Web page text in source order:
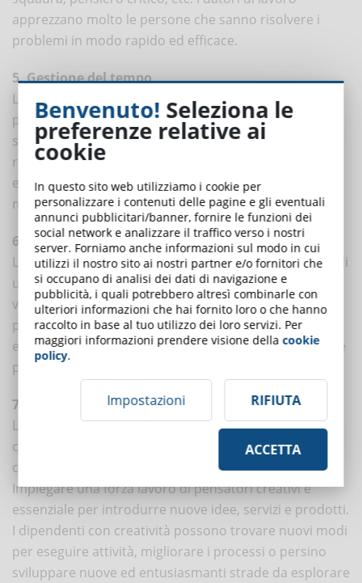
apprezzano molto le persone che sanno risolvere i
problemi in modo rapido ed efficace.
5. Gestione del tempo
La gestione del tempo è indiscutibilmente legata alla
produttività. Quando un dipendente è in grado di
sfruttare al meglio il suo tempo, è più probabile che
rispetti le scadenze e completi le attività in modo
efficiente. Questo, naturalmente, si traduce in una
maggiore redditività per l’azienda.
6. Pensiero critico
La capacità di pensiero critico consiste nella capacità di
utilizzare la logica e il ragionamento per analizzare e
valutare le diverse situazioni con accuratezza,
precisione e competenza. Si basa sull’abilità di rilevare
e osservare l’esperienza e, successivamente, elaborare
possibili soluzioni e i pro e i contro di queste.
7. Creatività
La creatività è un’abilità chiave per rispondere al
cambiamento e adattarsi agli scenari sempre più
complessi che caratterizzano il mondo del lavoro.
Impiegare una forza lavoro di pensatori creativi è
essenziale per introdurre nuove idee, servizi e prodotti.
I dipendenti con creatività possono trovare nuovi modi
per eseguire attività, migliorare i processi o persino
sviluppare nuove ed entusiasmanti strade da esplorare
Benvenuto! Seleziona le
preferenze relative ai
cookie
In questo sito web utilizziamo i cookie per
personalizzare i contenuti delle pagine e gli eventuali
annunci pubblicitari/banner, fornire le funzioni dei
social network e analizzare il traffico verso i nostri
server. Forniamo anche informazioni sul modo in cui
utilizzi il nostro sito ai nostri partner e/o fornitori che
si occupano di analisi dei dati di navigazione e
pubblicità, i quali potrebbero altresì combinarle con
ulteriori informazioni che hai fornito loro o che hanno
raccolto in base al tuo utilizzo dei loro servizi. Per
maggiori informazioni prendere visione dellacookie
policy.
Impostazioni RIFIUTA
ACCETTA